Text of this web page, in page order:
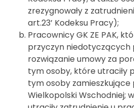
zrezygnowały z
art.23’ Kodeksu Pracy);
Pracownicy GK ZE PAK,
przyczyn niedotyczących
rozwiązanie umowy za
tym osoby, które utraciły
tym osoby
Wielkopolski Wschodniej;